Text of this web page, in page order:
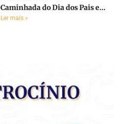
Caminhada do Dia dos Pais e...
Ler mais »